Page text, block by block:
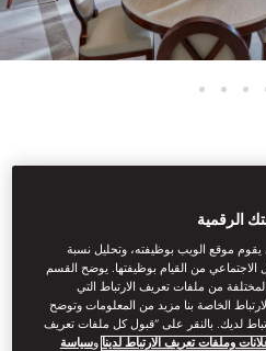
الرقمية
موقع الويب بوظيفته، وتحليل نسبة
الاجتماعي من القيام بوظيفتها. يوضح القسم
من ملفات تعريف الارتباط التي
الخاصة بنا مزيد من المعلومات وتوضح
لديك. بالنقر على “قبول كل ملفات تعريف
وملفات تعريف الارتباط لدينا وسياسة